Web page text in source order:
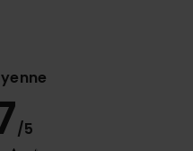
/5